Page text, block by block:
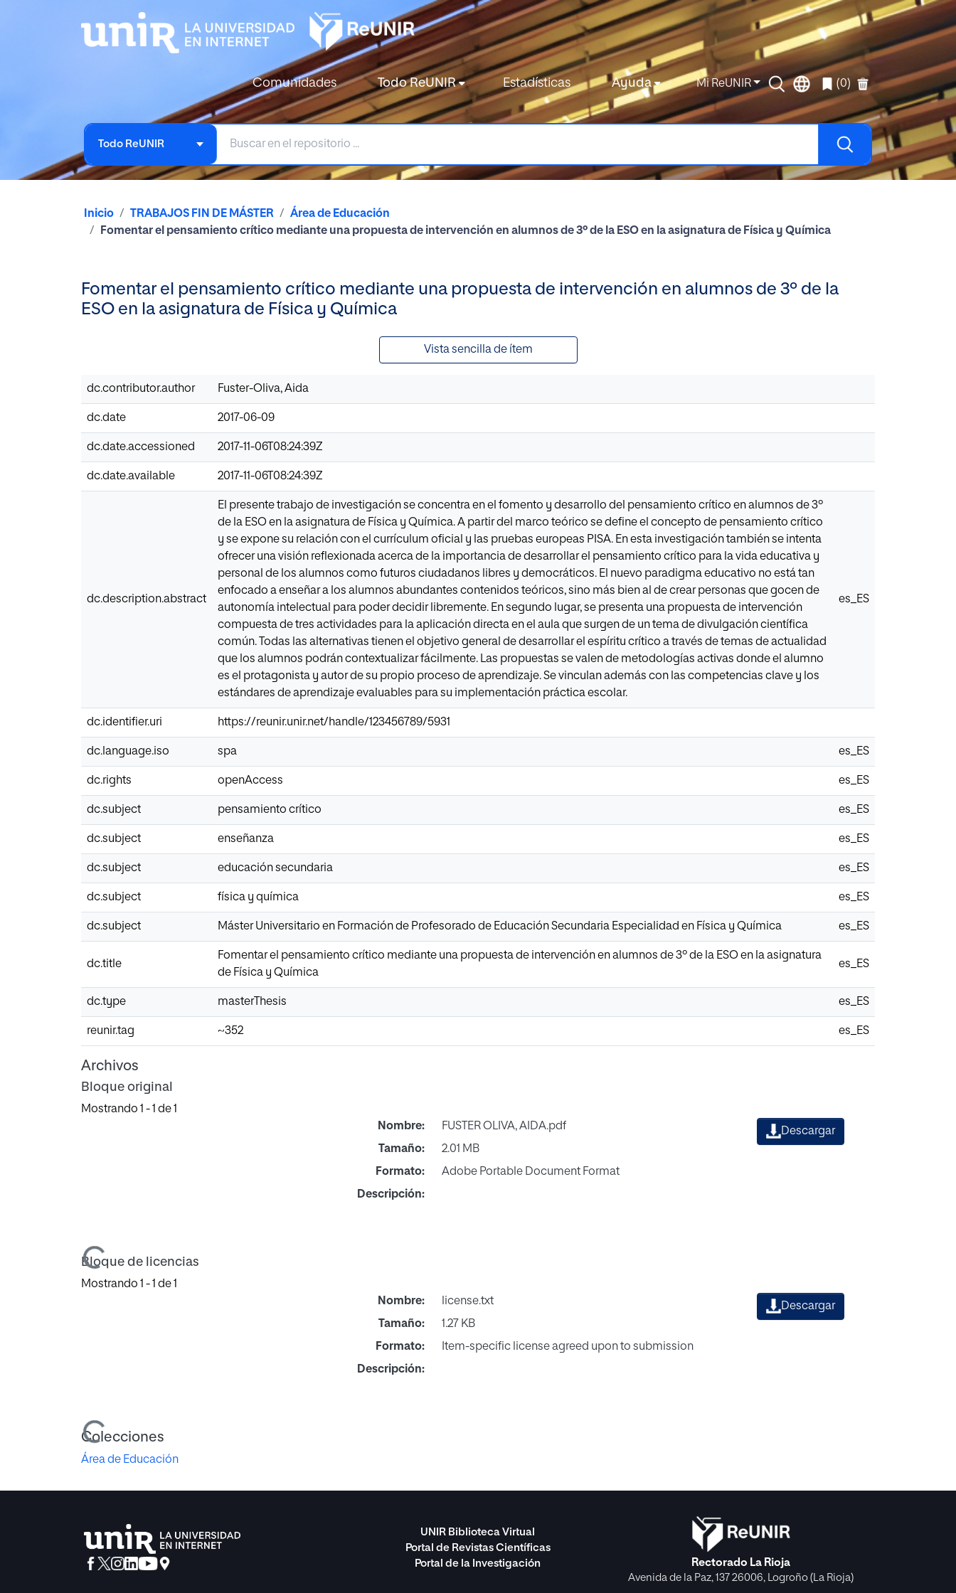
Comunidades Todo ReUNIR Estadísticas Ayuda Mi ReUNIR (0)
Todo ReUNIR
Inicio TRABAJOS FIN DE MÁSTER
Área de Educación
Fomentar el pensamiento crítico mediante una propuesta de intervención en alumnos de 3º de la ESO en la asignatura de Física y Química
Fomentar el pensamiento crítico mediante una propuesta de intervención en alumnos de 3º de la
ESO en la asignatura de Física y Química
Vista sencilla de ítem
dc.contributor.author Fuster-Oliva, Aida
dc.date 2017-06-09
dc.date.accessioned 2017-11-06T08:24:39Z
dc.date.available 2017-11-06T08:24:39Z
dc.description.abstract
El presente trabajo de investigación se concentra en el fomento y desarrollo del pensamiento crítico en alumnos de 3º
de la ESO en la asignatura de Física y Química. A partir del marco teórico se define el concepto de pensamiento crítico
y se expone su relación con el currículum oficial y las pruebas europeas PISA. En esta investigación también se intenta
ofrecer una visión reflexionada acerca de la importancia de desarrollar el pensamiento crítico para la vida educativa y
personal de los alumnos como futuros ciudadanos libres y democráticos. El nuevo paradigma educativo no está tan
enfocado a enseñar a los alumnos abundantes contenidos teóricos, sino más bien al de crear personas que gocen de
autonomía intelectual para poder decidir libremente. En segundo lugar, se presenta una propuesta de intervención
compuesta de tres actividades para la aplicación directa en el aula que surgen de un tema de divulgación científica
común. Todas las alternativas tienen el objetivo general de desarrollar el espíritu crítico a través de temas de actualidad
que los alumnos podrán contextualizar fácilmente. Las propuestas se valen de metodologías activas donde el alumno
es el protagonista y autor de su propio proceso de aprendizaje. Se vinculan además con las competencias clave y los
estándares de aprendizaje evaluables para su implementación práctica escolar.
es_ES
dc.identifier.uri https://reunir.unir.net/handle/123456789/5931
dc.language.iso spa es_ES
dc.rights openAccess es_ES
dc.subject pensamiento crítico es_ES
dc.subject enseñanza es_ES
dc.subject educación secundaria es_ES
dc.subject física y química es_ES
dc.subject Máster Universitario en Formación de Profesorado de Educación Secundaria Especialidad en Física y Química es_ES
dc.title
Fomentar el pensamiento crítico mediante una propuesta de intervención en alumnos de 3º de la ESO en la asignatura
de Física y Química
es_ES
dc.type masterThesis es_ES
reunir.tag ~352 es_ES
Archivos
Bloque original
Mostrando 1 - 1 de 1
Cargando...
Nombre:
FUSTER OLIVA, AIDA.pdf
Tamaño:
2.01 MB
Formato:
Adobe Portable Document Format
Descripción:
Descargar
Bloque de licencias
Mostrando 1 - 1 de 1
Cargando...
Nombre:
license.txt
Tamaño:
1.27 KB
Formato:
Item-specific license agreed upon to submission
Descripción:
Descargar
Colecciones
Área de Educación
UNIR Biblioteca Virtual
Portal de Revistas Científicas
Portal de la Investigación
Rectorado La Rioja
Avenida de la Paz, 137 26006, Logroño (La Rioja)